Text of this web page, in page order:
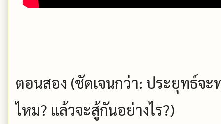
ตอนสอง (ชัดเจนกว่า: ประยุทธ์จะ
ไหม?​ แล้วจะสู้กันอย่างไร?)